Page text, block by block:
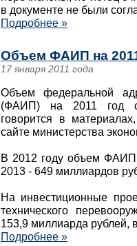
в документе не были
Подробнее »
Объем ФАИП на
17 января 2011 года
Объем федеральной
(ФАИП) на 2011 год
говорится в
сайте министерства
В 2012 году объем ФАИП
2013 - 649 миллиардов
На инвестиционные
технического
153,9 миллиарда рублей,
Подробнее »